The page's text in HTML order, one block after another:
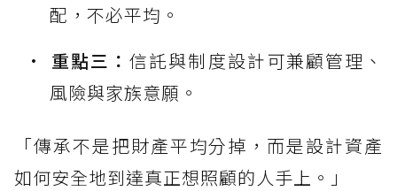
配，不必平均。
重點三：信託與制度設計可兼顧管理、
風險與家族意願。
「傳承不是把財產平均分掉，而是設計資產
如何安全地到達真正想照顧的人手上。」